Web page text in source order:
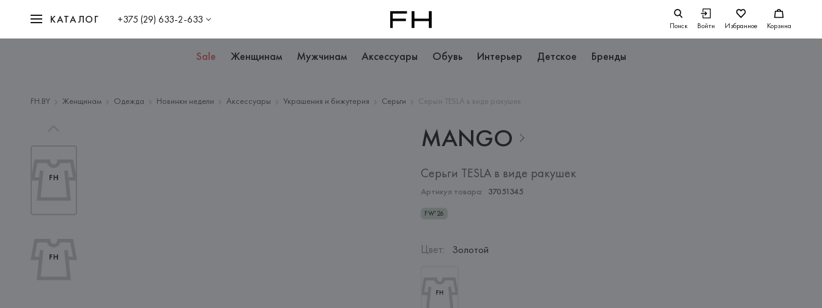
КАТАЛОГ +375 (29) 633-2-633 Поиск Войти Избранное Корзина
Sale Женщинам Мужчинам Аксессуары Обувь Интерьер Детское Бренды
FH.BY Женщинам Одежда Новинки недели Аксессуары Украшения и бижутерия Серьги Серьги TESLA в виде ракушек
MANGO
Серьги TESLA в виде ракушек
Артикул товара: 37051345
FW'26
Цвет: Золотой